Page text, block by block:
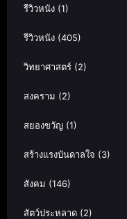
รีวิวหนัง (1)
รีวิวหนัง (405)
วิทยาศาสตร์ (2)
สงคราม (2)
สยองขวัญ (1)
สร้างแรงบันดาลใจ (3)
สังคม (146)
สัตว์ประหลาด (2)